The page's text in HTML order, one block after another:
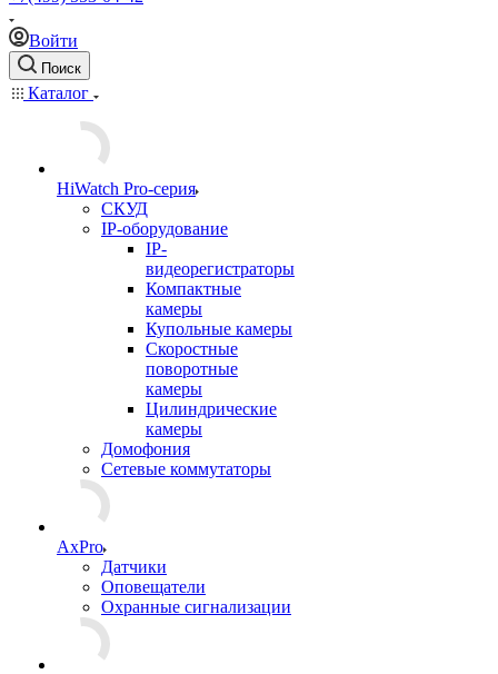
Войти
Поиск
Каталог
HiWatch Pro-серия
CКУД
IP-оборудование
IP-
видеорегистраторы
Компактные
камеры
Купольные камеры
Скоростные
поворотные
камеры
Цилиндрические
камеры
Домофония
Сетевые коммутаторы
AxPro
Датчики
Оповещатели
Охранные сигнализации